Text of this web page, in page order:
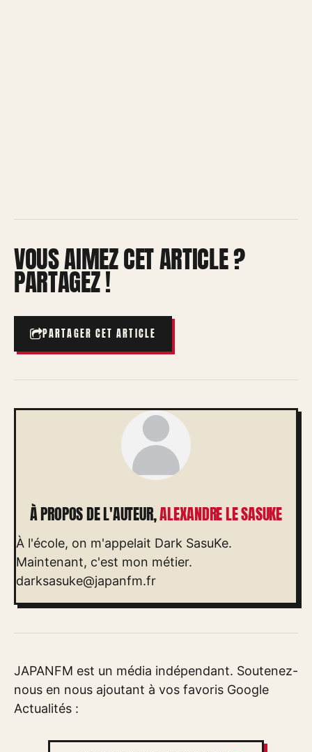
VOUS AIMEZ CET ARTICLE ?
PARTAGEZ !
PARTAGER CET ARTICLE
À PROPOS DE L'AUTEUR,ALEXANDRE LE SASUKE
À l'école, on m'appelait Dark SasuKe.
Maintenant, c'est mon métier.
darksasuke@japanfm.fr
JAPANFM est un média indépendant. Soutenez-
nous en nous ajoutant à vos favoris Google
Actualités :